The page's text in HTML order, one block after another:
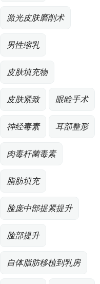
激光皮肤磨削术
男性缩乳
皮肤填充物
皮肤紧致 眼睑手术
神经毒素 耳部整形
肉毒杆菌毒素
脂肪填充
脸庞中部提紧提升
脸部提升
自体脂肪移植到乳房